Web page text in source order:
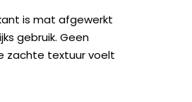
is mat afgewerkt
gebruik. Geen
zachte textuur voelt